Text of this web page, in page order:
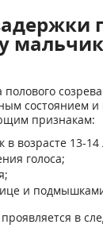
состоянием
признакам:
в возрасте 13-14
голоса;
и
в